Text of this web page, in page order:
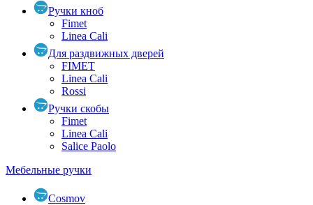
Ручки кноб
Fimet
Linea Cali
Для раздвижных дверей
FIMET
Linea Cali
Rossi
Ручки скобы
Fimet
Linea Cali
Salice Paolo
Мебельные ручки
Cosmov